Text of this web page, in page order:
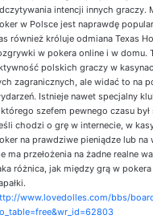
intencji innych graczy.
w Polsce jest naprawdę
również króluje odmiana Texas
w pokera online i w domu.
polskich graczy w
zagranicznych, ale widać to na
Istnieje nawet specjalny
szefem pewnego czasu był
chodzi o grę w internecie, w
na prawdziwe pieniądze lub na
ma przełożenia na żadne realne
różnica, jak między grą w pokera
www.lovedolles.com/bbs/